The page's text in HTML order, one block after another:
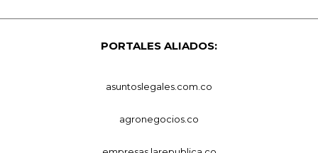
PORTALES ALIADOS:
asuntoslegales.com.co
agronegocios.co